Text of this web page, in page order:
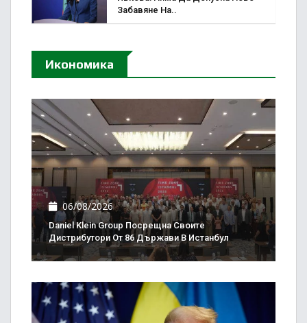
Забавяне На..
Икономика
06/08/2026
Daniel Klein Group Посрещна Своите
Дистрибутори От 86 Държави В Истанбул